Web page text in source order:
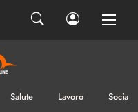
Salute Lavoro Sociale